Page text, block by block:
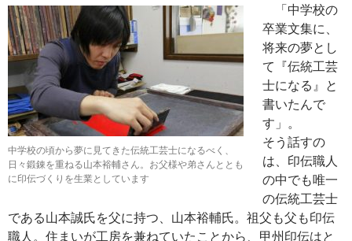
中学校の頃から夢に見てきた伝統工芸士になるべく、
日々鍛錬を重ねる山本裕輔さん。お父様や弟さんととも
に印伝づくりを生業としています
「中学校の
卒業文集に、
将来の夢とし
て『伝統工芸
士になる』と
書いたんで
す」。
そう話すの
は、印伝職人
の中でも唯一
の伝統工芸士
である山本誠氏を父に持つ、山本裕輔氏。祖父も父も印伝
職人。住まいが工房を兼ねていたことから、甲州印伝はと